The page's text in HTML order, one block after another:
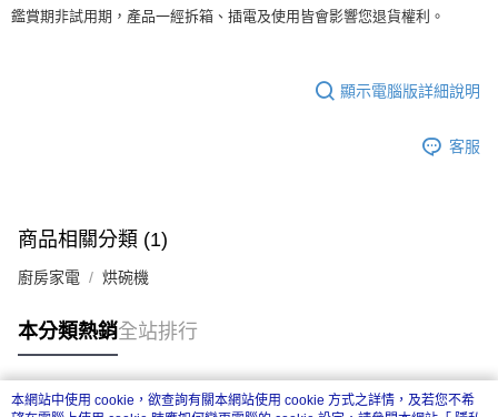
鑑賞期非試用期，產品一經拆箱、插電及使用皆會影響您退貨權利。
顯示電腦版詳細說明
客服
商品相關分類 (1)
廚房家電 烘碗機
本分類熱銷全站排行
本網站中使用 cookie，欲查詢有關本網站使用 cookie 方式之詳情，及若您不希